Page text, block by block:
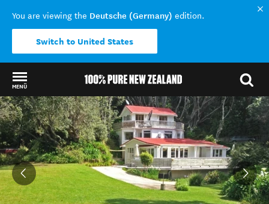
You are viewing the Deutsche (Germany) edition.
Switch to United States
MENÜ
Back to my results